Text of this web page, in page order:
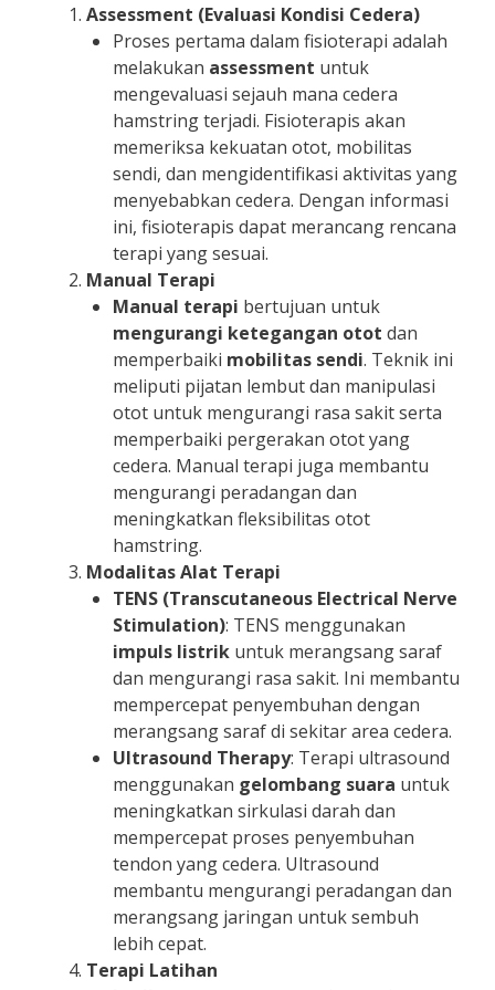
Assessment (Evaluasi Kondisi Cedera)
Proses pertama dalam fisioterapi adalah
melakukan assessment untuk
mengevaluasi sejauh mana cedera
hamstring terjadi. Fisioterapis akan
memeriksa kekuatan otot, mobilitas
sendi, dan mengidentifikasi aktivitas yang
menyebabkan cedera. Dengan informasi
ini, fisioterapis dapat merancang rencana
terapi yang sesuai.
Manual Terapi
Manual terapi bertujuan untuk
mengurangi ketegangan otot dan
memperbaiki mobilitas sendi. Teknik ini
meliputi pijatan lembut dan manipulasi
otot untuk mengurangi rasa sakit serta
memperbaiki pergerakan otot yang
cedera. Manual terapi juga membantu
mengurangi peradangan dan
meningkatkan fleksibilitas otot
hamstring.
Modalitas Alat Terapi
TENS (Transcutaneous Electrical Nerve
Stimulation): TENS menggunakan
impuls listrik untuk merangsang saraf
dan mengurangi rasa sakit. Ini membantu
mempercepat penyembuhan dengan
merangsang saraf di sekitar area cedera.
Ultrasound Therapy: Terapi ultrasound
menggunakan gelombang suara untuk
meningkatkan sirkulasi darah dan
mempercepat proses penyembuhan
tendon yang cedera. Ultrasound
membantu mengurangi peradangan dan
merangsang jaringan untuk sembuh
lebih cepat.
Terapi Latihan